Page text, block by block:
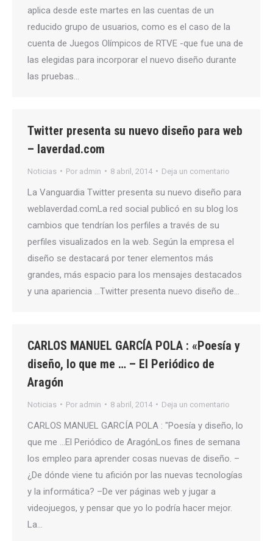
aplica desde este martes en las cuentas de un
reducido grupo de usuarios, como es el caso de la
cuenta de Juegos Olímpicos de RTVE -que fue una de
las elegidas para incorporar el nuevo diseño durante
las pruebas…
Twitter presenta su nuevo diseño para web
– laverdad.com
Noticias Por admin 8 abril, 2014 Deja un comentario
La Vanguardia Twitter presenta su nuevo diseño para
weblaverdad.comLa red social publicó en su blog los
cambios que tendrían los perfiles a través de su
perfiles visualizados en la web. Según la empresa el
diseño se destacará por tener elementos más
grandes, más espacio para los mensajes destacados
y una apariencia …Twitter presenta nuevo diseño de…
CARLOS MANUEL GARCÍA POLA : «Poesía y
diseño, lo que me … – El Periódico de
Aragón
Noticias Por admin 8 abril, 2014 Deja un comentario
CARLOS MANUEL GARCÍA POLA : "Poesía y diseño, lo
que me …El Periódico de AragónLos fines de semana
los empleo para aprender cosas nuevas de diseño. –
¿De dónde viene tu afición por las nuevas tecnologías
y la informática? –De ver páginas web y jugar a
videojuegos, y pensar que yo lo podría hacer mejor.
La…